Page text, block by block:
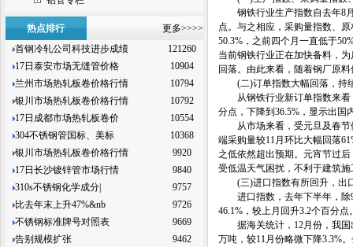
热点排行
更多>>>>
首钢冷轧公司科技进步成绩
121260
17日泰安市场无缝管价格
10904
兰州市场热轧板卷价格行情
10794
银川市场热轧板卷价格行情
10792
17日成都市场热轧板卷价
10554
304不锈钢管国标、美标
10368
银川市场热轧板卷价格行情
9920
17日长沙镀锌管市场行情
9840
310s不锈钢化学成分|
9757
比去年末上升47%&nb
9726
不锈钢标准牌号对照表
9669
告别规模扩张
9462
钢铁行业生产指数自去年8月
点。与之相应，采购量指数、
50.3%，之前四个月一直低于
当前钢铁行业正在加快备料，
回落。由此来看，随着钢厂原
(二)订单指数大幅回落，持续
从钢铁行业新订单指数来看，
分点，下降到36.5%，显示出国
从市场来看，受元旦及春节
端采购量较11月环比大幅回落
之低依然超出预期。元宵节过
受低温天气困扰，不利于建筑
(三)进口指数有所回升，出口
进口指数，去年下半年，除9
46.1%，较上月回升3.2个百分
据海关统计，12月份，我国出
万吨，较11月份略微下降3.3%